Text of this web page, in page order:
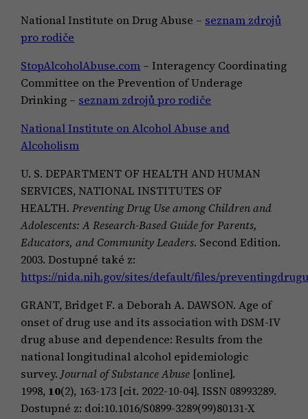
National Institute on Drug Abuse – seznam zdrojů
pro rodiče
StopAlcoholAbuse.com – Interagency Coordinating
Committee on the Prevention of Underage
Drinking – seznam zdrojů pro rodiče
National Institute on Alcohol Abuse and
Alcoholism
U. S. DEPARTMENT OF HEALTH AND HUMAN
SERVICES, NATIONAL INSTITUTES OF
HEALTH.Preventing Drug Use among Children and
Adolescents: A Research-Based Guide for Parents,
Educators, and Community Leaders. Second Edition.
2003. Dostupné také z:
https://nida.nih.gov/sites/default/files/
GRANT, Bridget F. a Deborah A. DAWSON. Age of
onset of drug use and its association with DSM-IV
drug abuse and dependence: Results from the
national longitudinal alcohol epidemiologic
survey. Journal of Substance Abuse [online].
1998, 10(2), 163-173 [cit. 2022-10-04]. ISSN 08993289.
Dostupné z: doi:10.1016/S0899-3289(99)80131-X